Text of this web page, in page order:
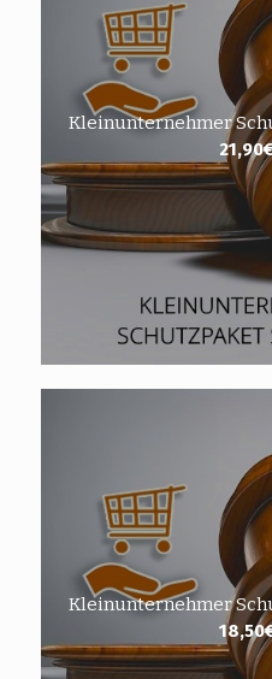
Kleinunternehmer
21,90
Kleinunternehmer
18,50